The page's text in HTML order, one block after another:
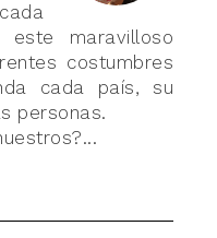
este maravilloso
costumbres
cada país, su
personas.